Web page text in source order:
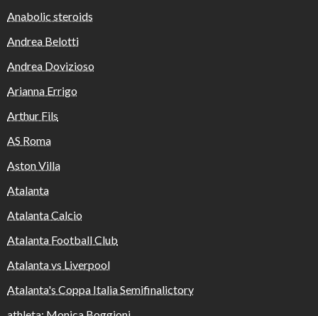
Anabolic steroids
Andrea Belotti
Andrea Dovizioso
Arianna Errigo
Arthur Fils
AS Roma
Aston Villa
Atalanta
Atalanta Calcio
Atalanta Football Club
Atalanta vs Liverpool
Atalanta's Coppa Italia Semifinalictory